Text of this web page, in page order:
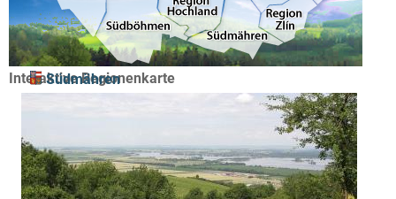
Interaktive Regionenkarte
Südmähren